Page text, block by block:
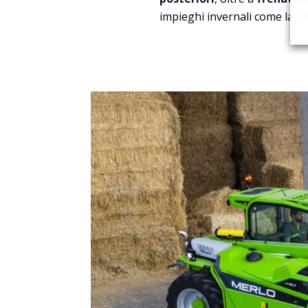
impieghi invernali come la